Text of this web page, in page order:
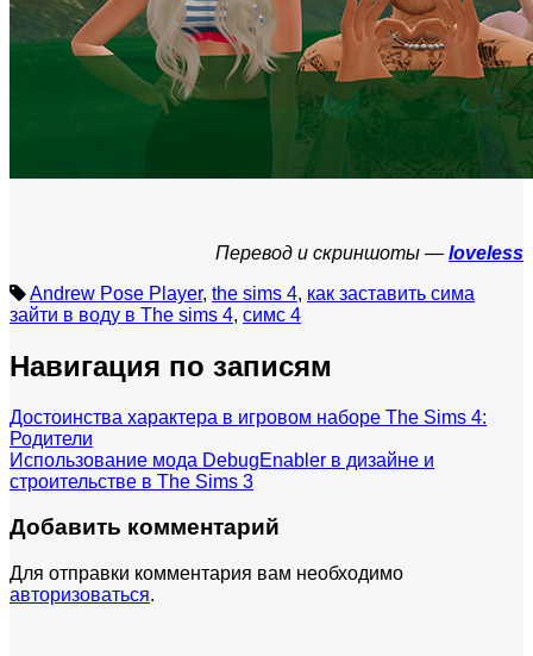
Перевод и скриншоты — loveless
Andrew Pose Player, the sims 4, как заставить сима
зайти в воду в The sims 4, симс 4
Навигация по записям
Достоинства характера в игровом наборе The Sims 4:
Родители
Использование мода DebugEnabler в дизайне и
строительстве в The Sims 3
Добавить комментарий
Для отправки комментария вам необходимо
авторизоваться.